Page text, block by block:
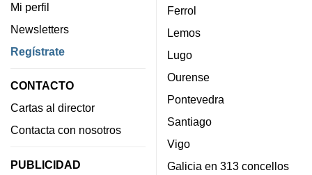
Mi perfil
Newsletters
Regístrate
CONTACTO
Cartas al director
Contacta con nosotros
PUBLICIDAD
Ferrol
Lemos
Lugo
Ourense
Pontevedra
Santiago
Vigo
Galicia en 313 concellos